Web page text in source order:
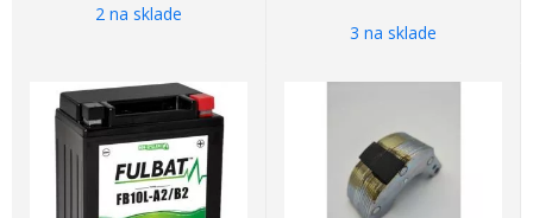
2 na sklade
3 na sklade